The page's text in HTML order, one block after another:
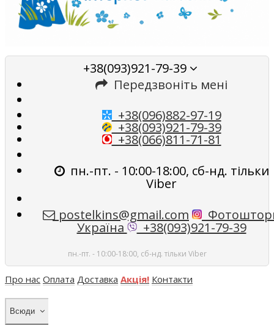
+38(093)921-79-39
Передзвоніть мені
+38(096)882-97-19
+38(093)921-79-39
+38(066)811-71-81
пн.-пт. - 10:00-18:00, сб-нд. тільки
Viber
postelkins@gmail.com
Україна +38(093)921-79-39
пн.-пт. - 10:00-18:00, сб-нд. тільки Viber
Про нас Оплата Доставка Акція! Контакти
Всюди